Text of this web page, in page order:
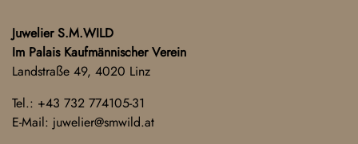
Juwelier S.M.WILD
Im Palais Kaufmännischer Verein
Landstraße 49, 4020 Linz
Tel.: +43 732 774105-31
E-Mail: juwelier@smwild.at